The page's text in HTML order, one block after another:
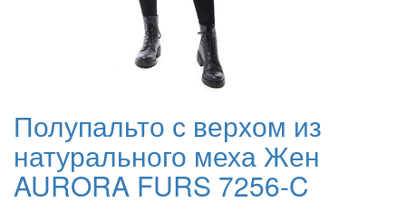
Полупальто с верхом из
натурального меха Жен
AURORA FURS 7256-C